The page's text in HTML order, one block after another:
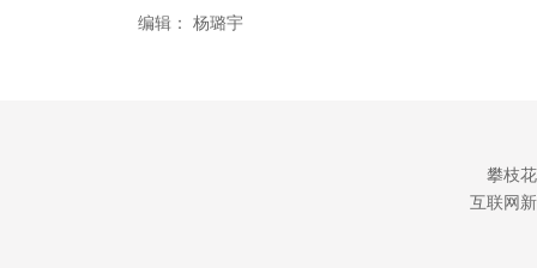
编辑： 杨璐宇
攀枝
互联网